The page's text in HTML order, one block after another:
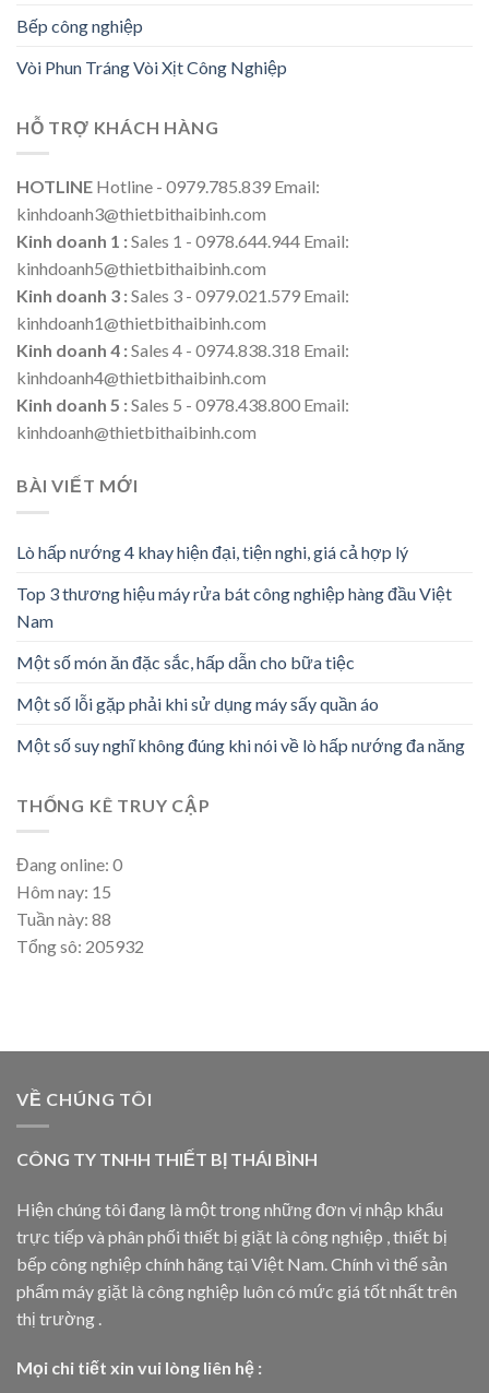
Bếp công nghiệp
Vòi Phun Tráng Vòi Xịt Công Nghiệp
HỖ TRỢ KHÁCH HÀNG
HOTLINE Hotline - 0979.785.839 Email:
kinhdoanh3@thietbithaibinh.com
Kinh doanh 1 :Sales 1 - 0978.644.944 Email:
kinhdoanh5@thietbithaibinh.com
Kinh doanh 3 :Sales 3 - 0979.021.579 Email:
kinhdoanh1@thietbithaibinh.com
Kinh doanh 4 :Sales 4 - 0974.838.318 Email:
kinhdoanh4@thietbithaibinh.com
Kinh doanh 5 :Sales 5 - 0978.438.800 Email:
kinhdoanh@thietbithaibinh.com
BÀI VIẾT MỚI
Lò hấp nướng 4 khay hiện đại, tiện nghi, giá cả hợp lý
Top 3 thương hiệu máy rửa bát công nghiệp hàng đầu Việt
Nam
Một số món ăn đặc sắc, hấp dẫn cho bữa tiệc
Một số lỗi gặp phải khi sử dụng máy sấy quần áo
Một số suy nghĩ không đúng khi nói về lò hấp nướng đa năng
THỐNG KÊ TRUY CẬP
Đang online: 0
Hôm nay: 15
Tuần này: 88
Tổng sô: 205932
VỀ CHÚNG TÔI
CÔNG TY TNHH THIẾT BỊ THÁI BÌNH
Hiện chúng tôi đang là một trong những đơn vị nhập khẩu
trực tiếp và phân phối thiết bị giặt là công nghiệp , thiết bị
bếp công nghiệp chính hãng tại Việt Nam. Chính vì thế sản
phẩm máy giặt là công nghiệp luôn có mức giá tốt nhất trên
thị trường .
Mọi chi tiết xin vui lòng liên hệ :